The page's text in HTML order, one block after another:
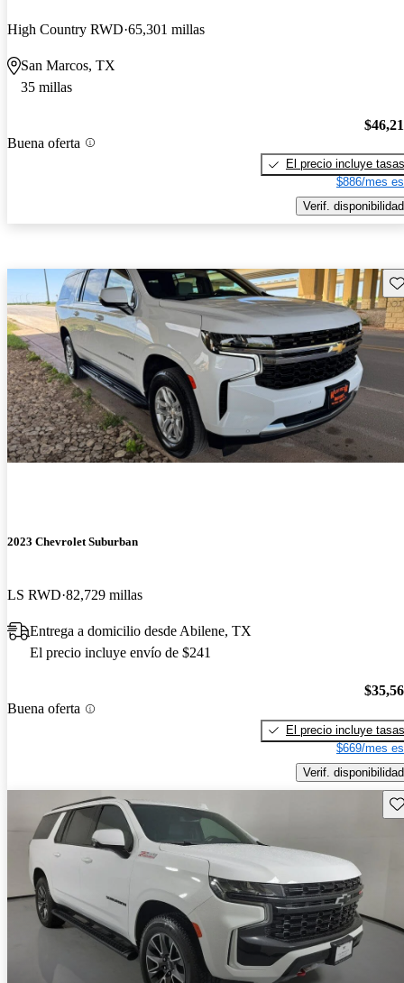
High Country RWD 65,301 millas
San Marcos, TX
35 millas
Buena oferta
El precio incluye tasas
$886/mes
Verif. disponibilidad
2023 Chevrolet Suburban
LS RWD 82,729 millas
Entrega a domicilio desde Abilene, TX
El precio incluye envío de $241
Buena oferta
El precio incluye tasas
$669/mes
Verif. disponibilidad